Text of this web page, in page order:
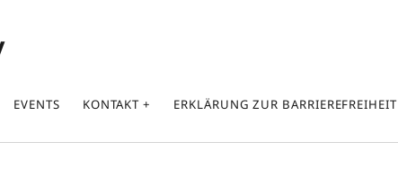
EVENTS KONTAKT ERKLÄRUNG ZUR BARRIEREFREIHEIT